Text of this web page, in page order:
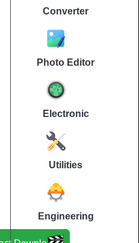
Converter
Photo Editor
Electronic
Utilities
Engineering